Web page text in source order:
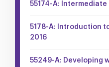
55174-A:
5178-A: Introduction
2016
55249-A: Developing